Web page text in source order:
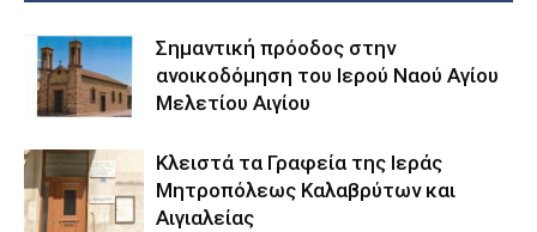
Σημαντική πρόοδος στην
ανοικοδόμηση του Ιερού Ναού Αγίου
Μελετίου Αιγίου
Κλειστά τα Γραφεία της Ιεράς
Μητροπόλεως Καλαβρύτων και
Αιγιαλείας